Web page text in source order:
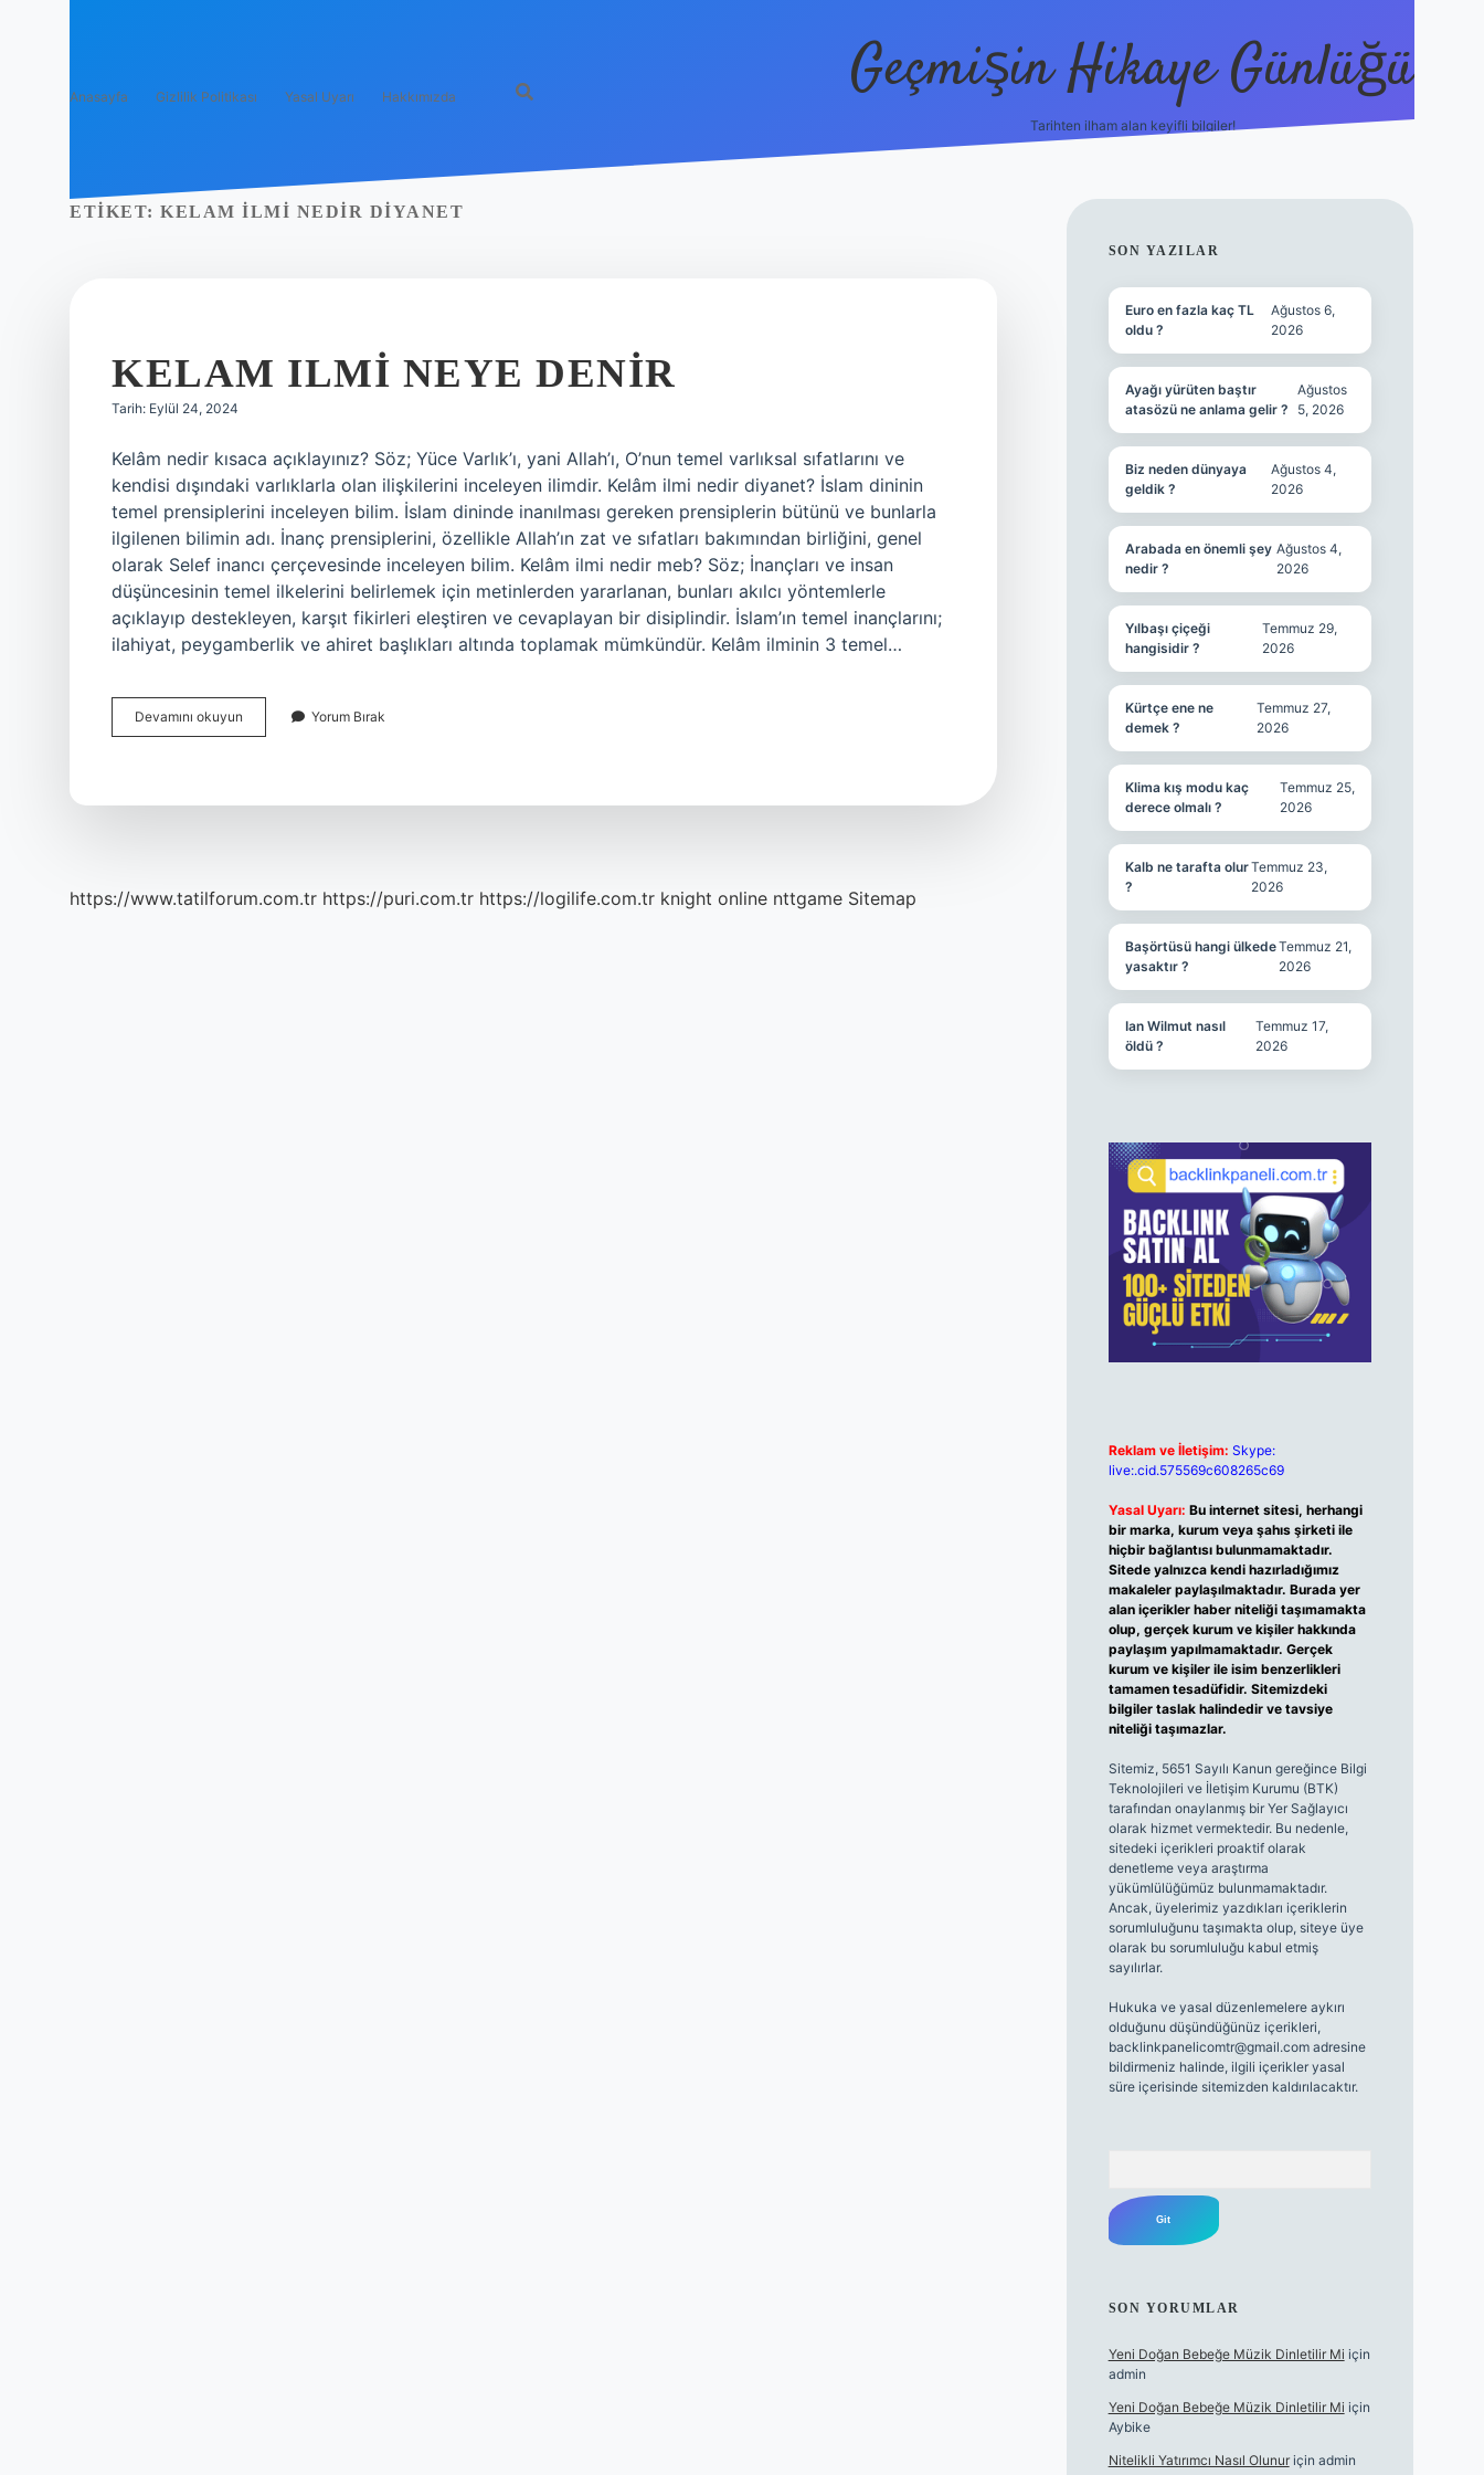
Anasayfa Gizlilik Politikası Yasal Uyarı Hakkımızda Geçmişin Hikaye Günlüğü
Tarihten ilham alan keyifli bilgiler!
ETIKET: KELAM ILMI NEDIR DIYANET
KELAM ILMI NEYE DENIR
Tarih: Eylül 24, 2024
Kelâm nedir kısaca açıklayınız? Söz; Yüce Varlık’ı, yani Allah’ı, O’nun temel varlıksal sıfatlarını ve
kendisi dışındaki varlıklarla olan ilişkilerini inceleyen ilimdir. Kelâm ilmi nedir diyanet? İslam dininin
temel prensiplerini inceleyen bilim. İslam dininde inanılması gereken prensiplerin bütünü ve bunlarla
ilgilenen bilimin adı. İnanç prensiplerini, özellikle Allah’ın zat ve sıfatları bakımından birliğini, genel
olarak Selef inancı çerçevesinde inceleyen bilim. Kelâm ilmi nedir meb? Söz; İnançları ve insan
düşüncesinin temel ilkelerini belirlemek için metinlerden yararlanan, bunları akılcı yöntemlerle
açıklayıp destekleyen, karşıt fikirleri eleştiren ve cevaplayan bir disiplindir. İslam’ın temel inançlarını;
ilahiyat, peygamberlik ve ahiret başlıkları altında toplamak mümkündür. Kelâm ilminin 3 temel…
Devamını okuyun
Ilmi
Yorum Bırak
https://www.tatilforum.com.tr https://puri.com.tr https://logilife.com.tr knight online nttgame Sitemap
SIDEBAR
SON YAZILAR
Euro en fazla kaç TL
oldu ?
Ağustos 6,
2026
Ayağı yürüten baştır
atasözü ne anlama gelir ?
Ağustos
5, 2026
Biz neden dünyaya
geldik ?
Ağustos 4,
2026
Arabada en önemli şey
nedir ?
Ağustos 4,
2026
Yılbaşı çiçeği
hangisidir ?
Temmuz 29,
2026
Kürtçe ene ne
demek ?
Temmuz 27,
2026
Klima kış modu kaç
derece olmalı ?
Temmuz 25,
2026
Kalb ne tarafta olur
?
Temmuz 23,
2026
Başörtüsü hangi ülkede
yasaktır ?
Temmuz 21,
2026
Ian Wilmut nasıl
öldü ?
Temmuz 17,
2026
Reklam ve İletişim: Skype:
live:.cid.575569c608265c69
Yasal Uyarı: Bu internet sitesi, herhangi
bir marka, kurum veya şahıs şirketi ile
hiçbir bağlantısı bulunmamaktadır.
Sitede yalnızca kendi hazırladığımız
makaleler paylaşılmaktadır. Burada yer
alan içerikler haber niteliği taşımamakta
olup, gerçek kurum ve kişiler hakkında
paylaşım yapılmamaktadır. Gerçek
kurum ve kişiler ile isim benzerlikleri
tamamen tesadüfidir. Sitemizdeki
bilgiler taslak halindedir ve tavsiye
niteliği taşımazlar.
Sitemiz, 5651 Sayılı Kanun gereğince Bilgi
Teknolojileri ve İletişim Kurumu (BTK)
tarafından onaylanmış bir Yer Sağlayıcı
olarak hizmet vermektedir. Bu nedenle,
sitedeki içerikleri proaktif olarak
denetleme veya araştırma
yükümlülüğümüz bulunmamaktadır.
Ancak, üyelerimiz yazdıkları içeriklerin
sorumluluğunu taşımakta olup, siteye üye
olarak bu sorumluluğu kabul etmiş
sayılırlar.
Hukuka ve yasal düzenlemelere aykırı
olduğunu düşündüğünüz içerikleri,
backlinkpanelicomtr@gmail.comadresine
bildirmeniz halinde, ilgili içerikler yasal
süre içerisinde sitemizden kaldırılacaktır.
SON YORUMLAR
Yeni Doğan Bebeğe Müzik Dinletilir Mi için
admin
Yeni Doğan Bebeğe Müzik Dinletilir Mi için
Aybike
Nitelikli Yatırımcı Nasıl Olunuriçin admin
betbox giriş